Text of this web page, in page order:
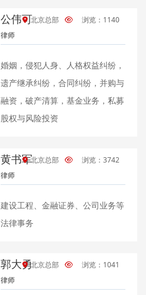
公伟可
律师
北京总部 浏览：1140
婚姻，侵犯人身、人格权益纠纷，
遗产继承纠纷，合同纠纷，并购与
融资，破产清算，基金业务，私募
股权与风险投资
黄书军
律师
北京总部 浏览：3742
建设工程、金融证券、公司业务等
法律事务
郭大勇
律师
北京总部 浏览：1041